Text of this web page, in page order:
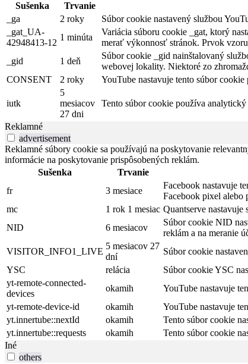
Sušenka
Trvanie
_ga
2 roky
Súbor cookie nastavený službou
_gat_UA-
42948413-12
1 minúta
Variácia súboru cookie _gat, ktorý
merať výkonnosť stránok. Prvok
_gid
1 deň
Súbor cookie _gid nainštalovaný
webovej lokality. Niektoré zo
CONSENT
2 roky YouTube nastavuje tento súbor
iutk
5
mesiacov
27 dni
Tento súbor cookie používa
Reklamné
advertisement
Reklamné súbory cookie sa používajú na poskytovanie
informácie na poskytovanie prispôsobených reklám.
Sušenka
Trvanie
fr
3 mesiace
Facebook nastavuje
Facebook pixel alebo
mc
1 rok 1 mesiac Quantserve
NID
6 mesiacov
Súbor cookie NID
reklám a na meranie
VISITOR_INFO1_LIVE
5 mesiacov 27
dní
Súbor cookie
YSC
relácia
Súbor cookie YSC
yt-remote-connected-
devices
okamih
YouTube nastavuje
yt-remote-device-id
okamih
YouTube nastavuje
yt.innertube::nextId
okamih
Tento súbor cookie
yt.innertube::requests
okamih
Tento súbor cookie
Iné
others